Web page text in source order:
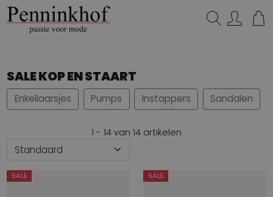
SALE KOP EN STAART
Enkellaarsjes Pumps Instappers Sandalen
1 - 14 van 14 artikelen
SALE SALE